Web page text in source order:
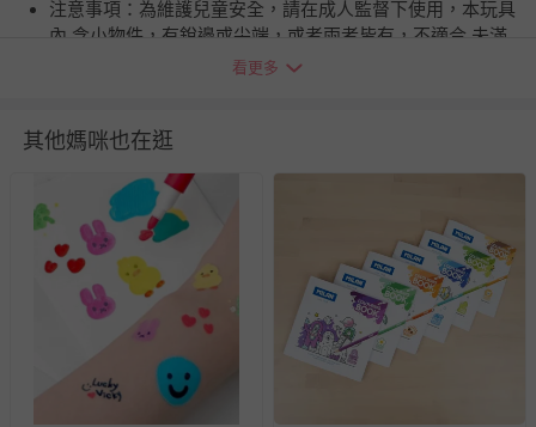
注意事項：為維護兒童安全，請在成人監督下使用，本玩具
內 含小物件，有銳邊或尖端，或者兩者皆有，不適合 未滿
１歲兒童使用，且應避免吞食造成窒息。為避 免嬰兒或兒
BSMI商品檢驗標識字號：D54978
您所購買的商品享有7天的鑑賞期／猶豫期權益，但此期間
並非試用期，您所退回的商品必須是未經使用的全新狀態，
包含完整包裝、配件、說明文件及贈品等。
如需退換貨，請於收到商品7天（含例假日內提出），如為
瑕疵退換貨所產生的運費，將由媽咪愛負責處理，若非瑕疵
退貨，您可至『查詢訂單』>『已出貨』中查詢該筆訂單，
看更多
其他媽咪也在逛